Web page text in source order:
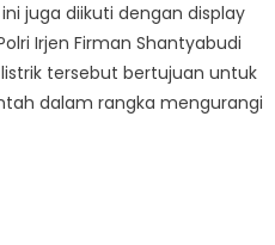
juga diikuti dengan display
Irjen Firman Shantyabudi
tersebut bertujuan untuk
dalam rangka mengurangi